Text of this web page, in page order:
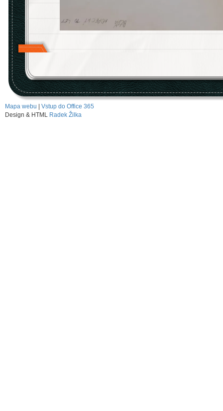
Mapa webu
Vstup do Office 365
Design & HTML Radek Žilka